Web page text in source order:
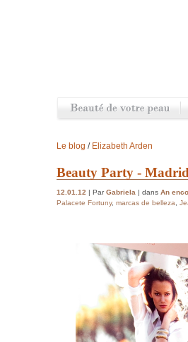
Le blog / Elizabeth Arden
Beauty Party - Madrid
12.01.12 | ParGabriela | dans An
Palacete Fortuny, marcas de belleza,